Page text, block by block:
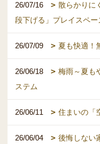
26/07/16
散らかりに
段下げる」プレイスペー
26/07/09 夏も快適！
26/06/18
梅雨～夏も
ステム
26/06/11 住まいの「
26/06/04
後悔しない